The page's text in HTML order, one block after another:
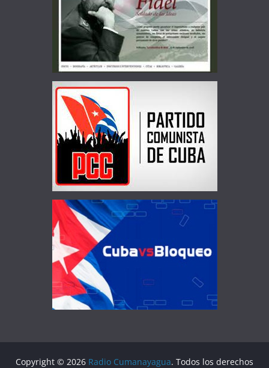
Copyright © 2026 Radio Cumanayagua. Todos los derechos